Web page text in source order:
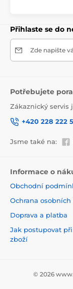
Použitá
přísné normy
certifikaci.
Přihlaste se do
Zde napište
Potřebujete
Zákaznický servis
+420 228 222
Jsme také na:
Informace o
Obchodní
Ochrana
Doprava a platba
Jak postupovat
zboží
© 2026